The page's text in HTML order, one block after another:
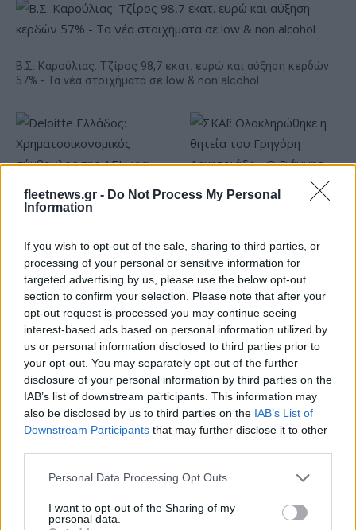
fleetnews.gr - Do Not Process My Personal
Information
If you wish to opt-out of the sale, sharing to third parties, or
processing of your personal or sensitive information for
targeted advertising by us, please use the below opt-out
section to confirm your selection. Please note that after your
opt-out request is processed you may continue seeing
interest-based ads based on personal information utilized by
us or personal information disclosed to third parties prior to
your opt-out. You may separately opt-out of the further
disclosure of your personal information by third parties on the
IAB’s list of downstream participants. This information may
also be disclosed by us to third parties on the IAB’s List of
Downstream Participants that may further disclose it to other
Please note that this website/app uses one or more Google
not limited to your visit or usage behaviour. You may click to
grant or deny consent to Google and its third-party tags to
Personal Data Processing Opt Outs
I want to opt-out of the Sharing of my
personal data.
Β.Σ. Καρούλιας: Τζίρος 98,7 εκατ. ευρώ και αύξηση κερδών
57% - Τα νέα στοιχήματα σε low & non alcohol
Deloitte Ελλάδος:
Χρηματοοικονομικός
σύμβουλος της ΔΕΗ για την
είσοδο στην πολωνική
αγορά ενέργειας
ΣΚΑΪ: Ολοκληρώθηκε η
θητεία του Γρηγόρη
Αλαφούζος επιστρέφει στη
θέση του CEO
Media: Με ενίσχυση 8 εκατ. ευρώ σε 451 επιχειρήσεις
ξεκίνησε το πρόγραμμα στήριξης- Κάλυψη εισφορών
ΕΔΟΕΑΠ